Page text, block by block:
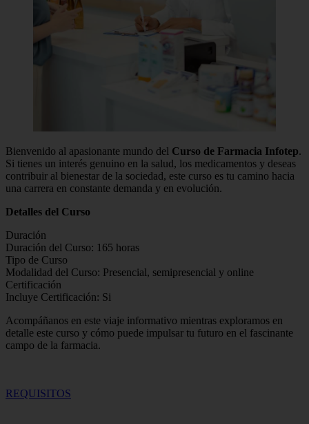
Bienvenido al apasionante mundo del Curso de Farmacia Infotep.
Si tienes un interés genuino en la salud, los medicamentos y deseas
contribuir al bienestar de la sociedad, este curso es tu camino hacia
una carrera en constante demanda y en evolución.
Detalles del Curso
Duración
Duración del Curso: 165 horas
Tipo de Curso
Modalidad del Curso: Presencial, semipresencial y online
Certificación
Incluye Certificación: Si
Acompáñanos en este viaje informativo mientras exploramos en
detalle este curso y cómo puede impulsar tu futuro en el fascinante
campo de la farmacia.
REQUISITOS